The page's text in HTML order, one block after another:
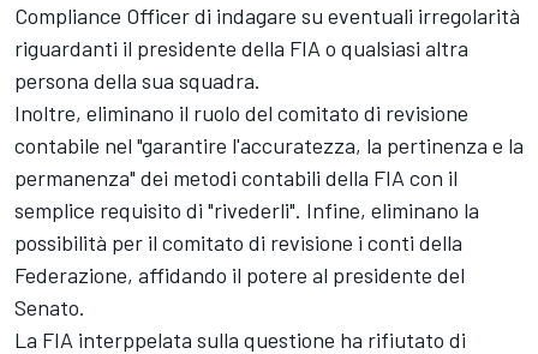
Compliance Officer di indagare su eventuali irregolarità
riguardanti il presidente della FIA o qualsiasi altra
persona della sua squadra.
Inoltre, eliminano il ruolo del comitato di revisione
contabile nel "garantire l'accuratezza, la pertinenza e la
permanenza" dei metodi contabili della FIA con il
semplice requisito di "rivederli". Infine, eliminano la
possibilità per il comitato di revisione i conti della
Federazione, affidando il potere al presidente del
Senato.
La FIA interppelata sulla questione ha rifiutato di